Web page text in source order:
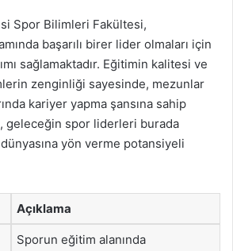
Spor Bilimleri Fakültesi,
başarılı birer lider olmaları için
sağlamaktadır. Eğitimin kalitesi ve
zenginliği sayesinde, mezunlar
kariyer yapma şansına sahip
geleceğin spor liderleri burada
yön verme potansiyeli
Açıklama
Sporun eğitim alanında